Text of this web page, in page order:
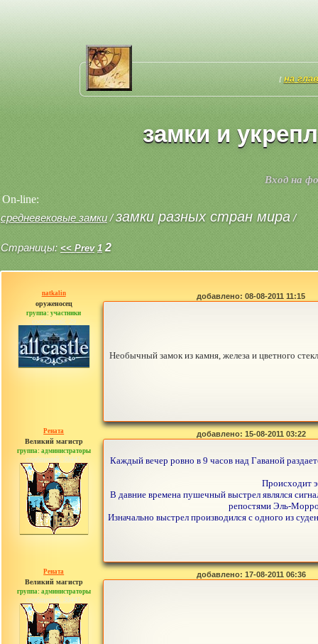
[ на
замки и
Вход на
On-line:
средневековые замки/замки разных стран мира /
Страницы:<< Prev 1 2
natkalin
оруженосец
группа: участники
сообщений: 29
добавлено: 08-08-2011 11:15
Необычный замок из камня, железа и цветного
Рената
Великий магистр
группа: администраторы
сообщений: 30442
добавлено: 15-08-2011 03:22
Каждый вечер ровно в 9 часов над Гаваной
Происходит
В давние времена пушечный выстрел являлся
репостями Эль-Морро
Изначально выстрел производился с одного из
Рената
Великий магистр
группа: администраторы
сообщений: 30442
добавлено: 17-08-2011 06:36